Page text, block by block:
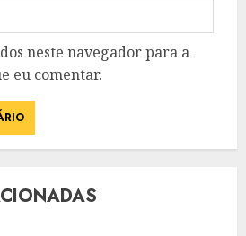
neste navegador para a
eu comentar.